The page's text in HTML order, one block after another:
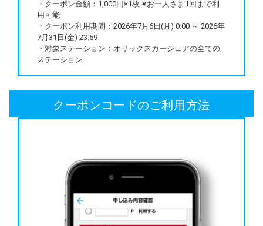
・クーポン金額：1,000円×1枚 ※お一人さま1回まで利
用可能
・クーポン利用期間：2026年7月6日(月) 0:00 ～ 2026年
7月31日(金) 23:59
・対象ステーション：オリックスカーシェアの全ての
ステーション
クーポンコードのご利用方法